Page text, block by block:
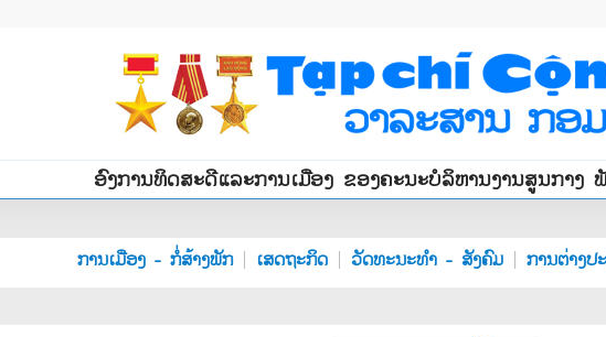
ອົງການທິດສະດີແລະການເມືອງ ຂອງຄະນະບໍລິຫານງານສູນກາງ
ການເມືອງ - ກໍ່ສ້າງພັກ ເສດຖະກິດ ວັດທະນະທຳ - ສັງຄົມ ການຕ່າງປ